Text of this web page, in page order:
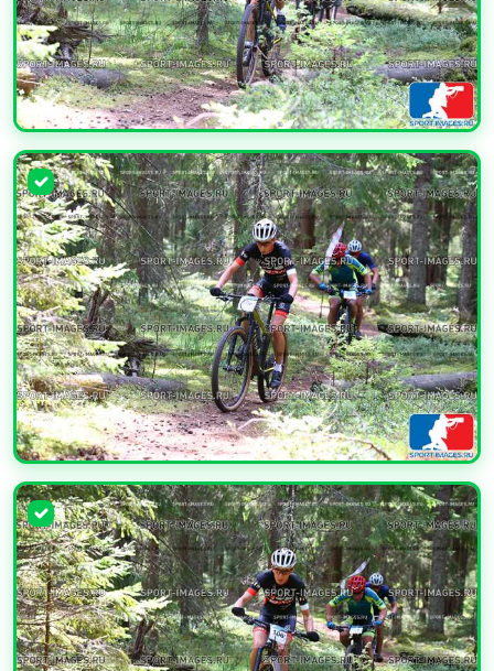
УВЕЛИЧИТЬ
УВЕЛИЧИТЬ